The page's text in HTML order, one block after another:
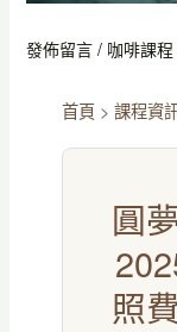
發佈留言 / 咖啡課程
首頁> 課程資
圓
照